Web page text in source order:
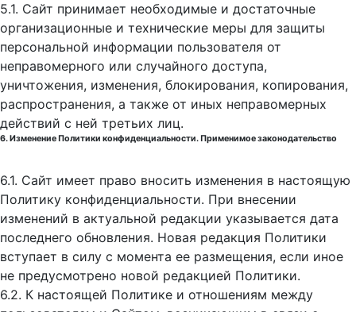
5.1. Сайт принимает необходимые и достаточные
организационные и технические меры для защиты
персональной информации пользователя от
неправомерного или случайного доступа,
уничтожения, изменения, блокирования, копирования,
распространения, а также от иных неправомерных
действий с ней третьих лиц.
6. Изменение Политики конфиденциальности. Применимое законодательство
6.1. Сайт имеет право вносить изменения в настоящую
Политику конфиденциальности. При внесении
изменений в актуальной редакции указывается дата
последнего обновления. Новая редакция Политики
вступает в силу с момента ее размещения, если иное
не предусмотрено новой редакцией Политики.
6.2. К настоящей Политике и отношениям между